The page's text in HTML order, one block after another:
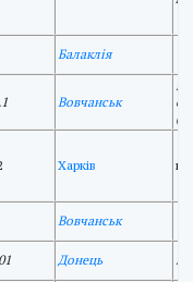
Балаклія
Вовчанськ
Харків
Вовчанськ
Донець